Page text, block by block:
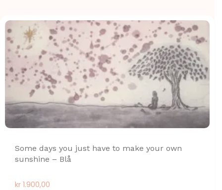
Some days you just have to make your own
sunshine – Blå
kr 1.900,00